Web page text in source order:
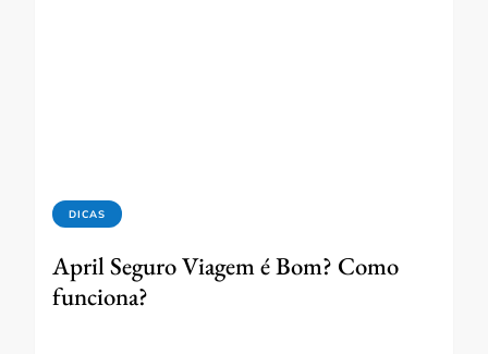
DICAS
April Seguro Viagem é Bom? Como
funciona?